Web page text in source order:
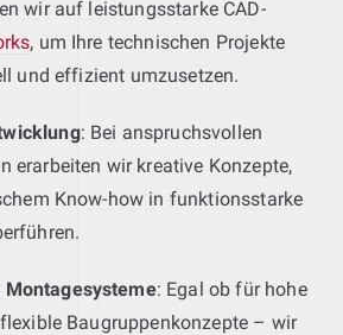
wir auf leistungsstarke CAD-
, um Ihre technischen Projekte
und effizient umzusetzen.
: Bei anspruchsvollen
erarbeiten wir kreative Konzepte,
Know-how in funktionsstarke
: Egal ob für hohe
Baugruppenkonzepte – wir